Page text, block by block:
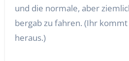
und die normale, aber
bergab zu fahren. (Ihr
heraus.)